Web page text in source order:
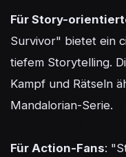
Für Story-
Survivor" bietet ein
tiefem Storytelling.
Kampf und Rätseln
Mandalorian-Serie.
Für Action-Fans: